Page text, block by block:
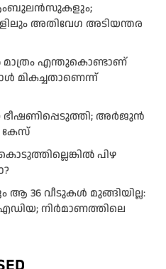
ആംബുലന്‍സുകളും;
അതിവേഗ അടിയന്തര
മാത്രം എന്തുകൊണ്ടാണ്
മികച്ചതാണെന്ന്
ഭീഷണിപ്പെടുത്തി; അർജുൻ
കേസ്
പിഴ
ആ 36 വീടുകൾ മുങ്ങിയില്ല:
നിർമാണത്തിലെ